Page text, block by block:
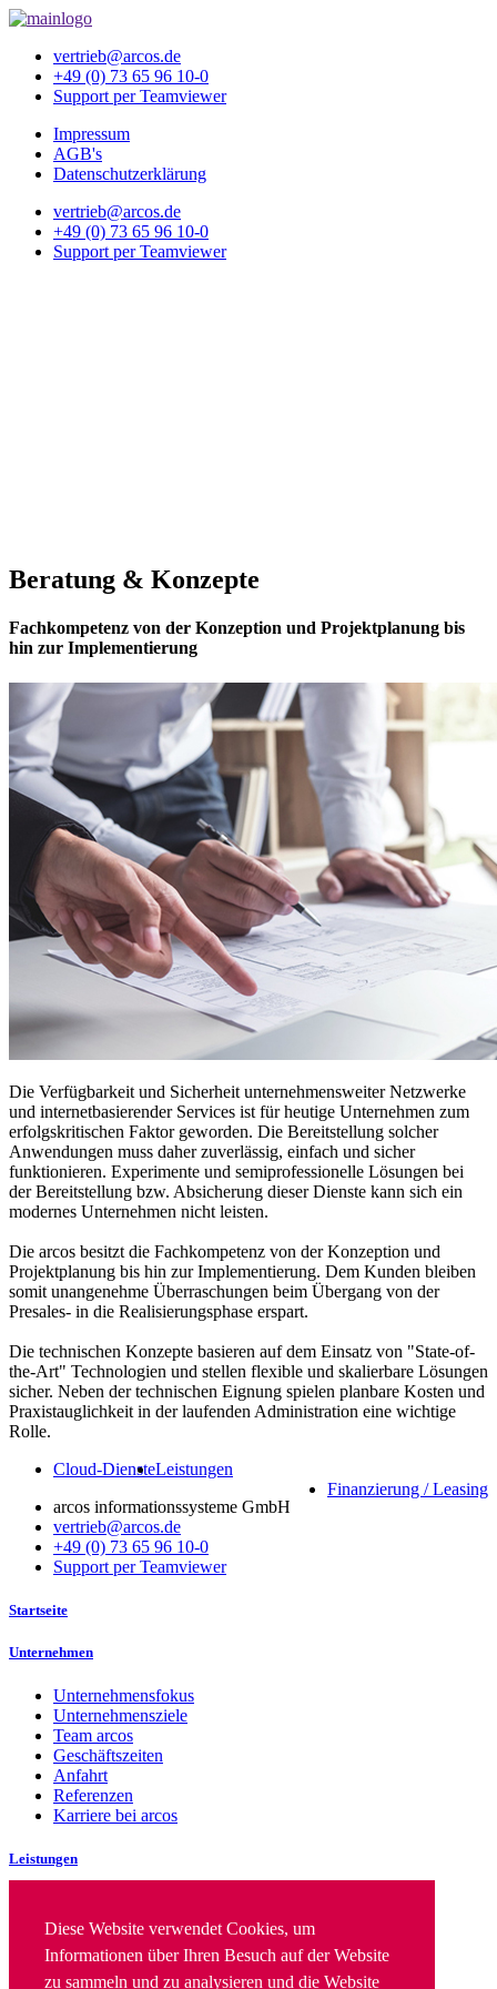
Diese Website verwendet Cookies, um
Informationen über Ihren Besuch auf der Website
zu sammeln und zu analysieren und die Website
vertrieb@arcos.de
+49 (0) 73 65 96 10-0
Support per Teamviewer
Impressum
AGB's
Datenschutzerklärung
vertrieb@arcos.de
+49 (0) 73 65 96 10-0
Support per Teamviewer
Beratung & Konzepte
Fachkompetenz von der Konzeption und Projektplanung bis
hin zur Implementierung
Die Verfügbarkeit und Sicherheit unternehmensweiter Netzwerke
und internetbasierender Services ist für heutige Unternehmen zum
erfolgskritischen Faktor geworden. Die Bereitstellung solcher
Anwendungen muss daher zuverlässig, einfach und sicher
funktionieren. Experimente und semiprofessionelle Lösungen bei
der Bereitstellung bzw. Absicherung dieser Dienste kann sich ein
modernes Unternehmen nicht leisten.
Die arcos besitzt die Fachkompetenz von der Konzeption und
Projektplanung bis hin zur Implementierung. Dem Kunden bleiben
somit unangenehme Überraschungen beim Übergang von der
Presales- in die Realisierungsphase erspart.
Die technischen Konzepte basieren auf dem Einsatz von "State-of-
the-Art" Technologien und stellen flexible und skalierbare Lösungen
sicher. Neben der technischen Eignung spielen planbare Kosten und
Praxistauglichkeit in der laufenden Administration eine wichtige
Rolle.
Cloud-DiensteLeistungen
Finanzierung / Leasing
arcos informationssysteme GmbH
vertrieb@arcos.de
+49 (0) 73 65 96 10-0
Support per Teamviewer
Startseite
Unternehmen
Unternehmensfokus
Unternehmensziele
Team arcos
Geschäftszeiten
Anfahrt
Referenzen
Karriere bei arcos
Leistungen
IT Infrastruktur
Finanzierung|/ Leasing
Implementierung